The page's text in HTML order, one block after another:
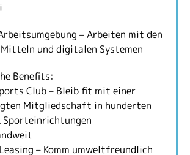
– Arbeiten mit den
und digitalen Systemen
Benefits:
Club – Bleib fit mit einer
Mitgliedschaft in hunderten
Sporteinrichtungen
– Komm umweltfreundlich